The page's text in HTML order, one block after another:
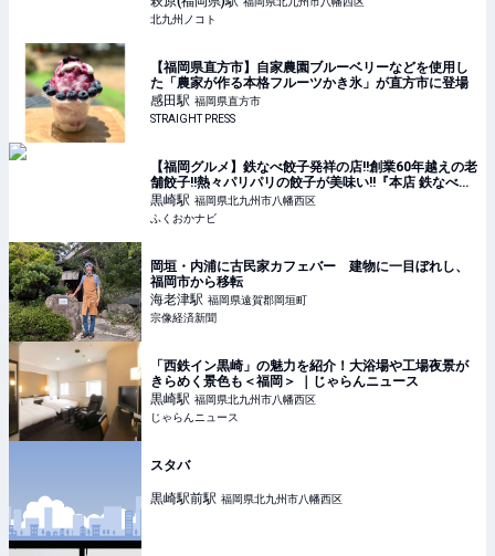
北九州ノコト
【福岡県直方市】自家農園ブルーベリーなどを使用し
た「農家が作る本格フルーツかき氷」が直方市に登場
感田駅 福岡県直方市
STRAIGHT PRESS
【福岡グルメ】鉄なべ餃子発祥の店!!創業60年越えの老
舗餃子!!熱々パリパリの餃子が美味い!!『本店 鉄なべ』
| ふくおかナビ
黒崎駅 福岡県北九州市八幡西区
ふくおかナビ
岡垣・内浦に古民家カフェバー 建物に一目ぼれし、
福岡市から移転
海老津駅 福岡県遠賀郡岡垣町
宗像経済新聞
「西鉄イン黒崎」の魅力を紹介！大浴場や工場夜景が
きらめく景色も＜福岡＞ ｜じゃらんニュース
黒崎駅 福岡県北九州市八幡西区
じゃらんニュース
スタバ
黒崎駅前駅 福岡県北九州市八幡西区